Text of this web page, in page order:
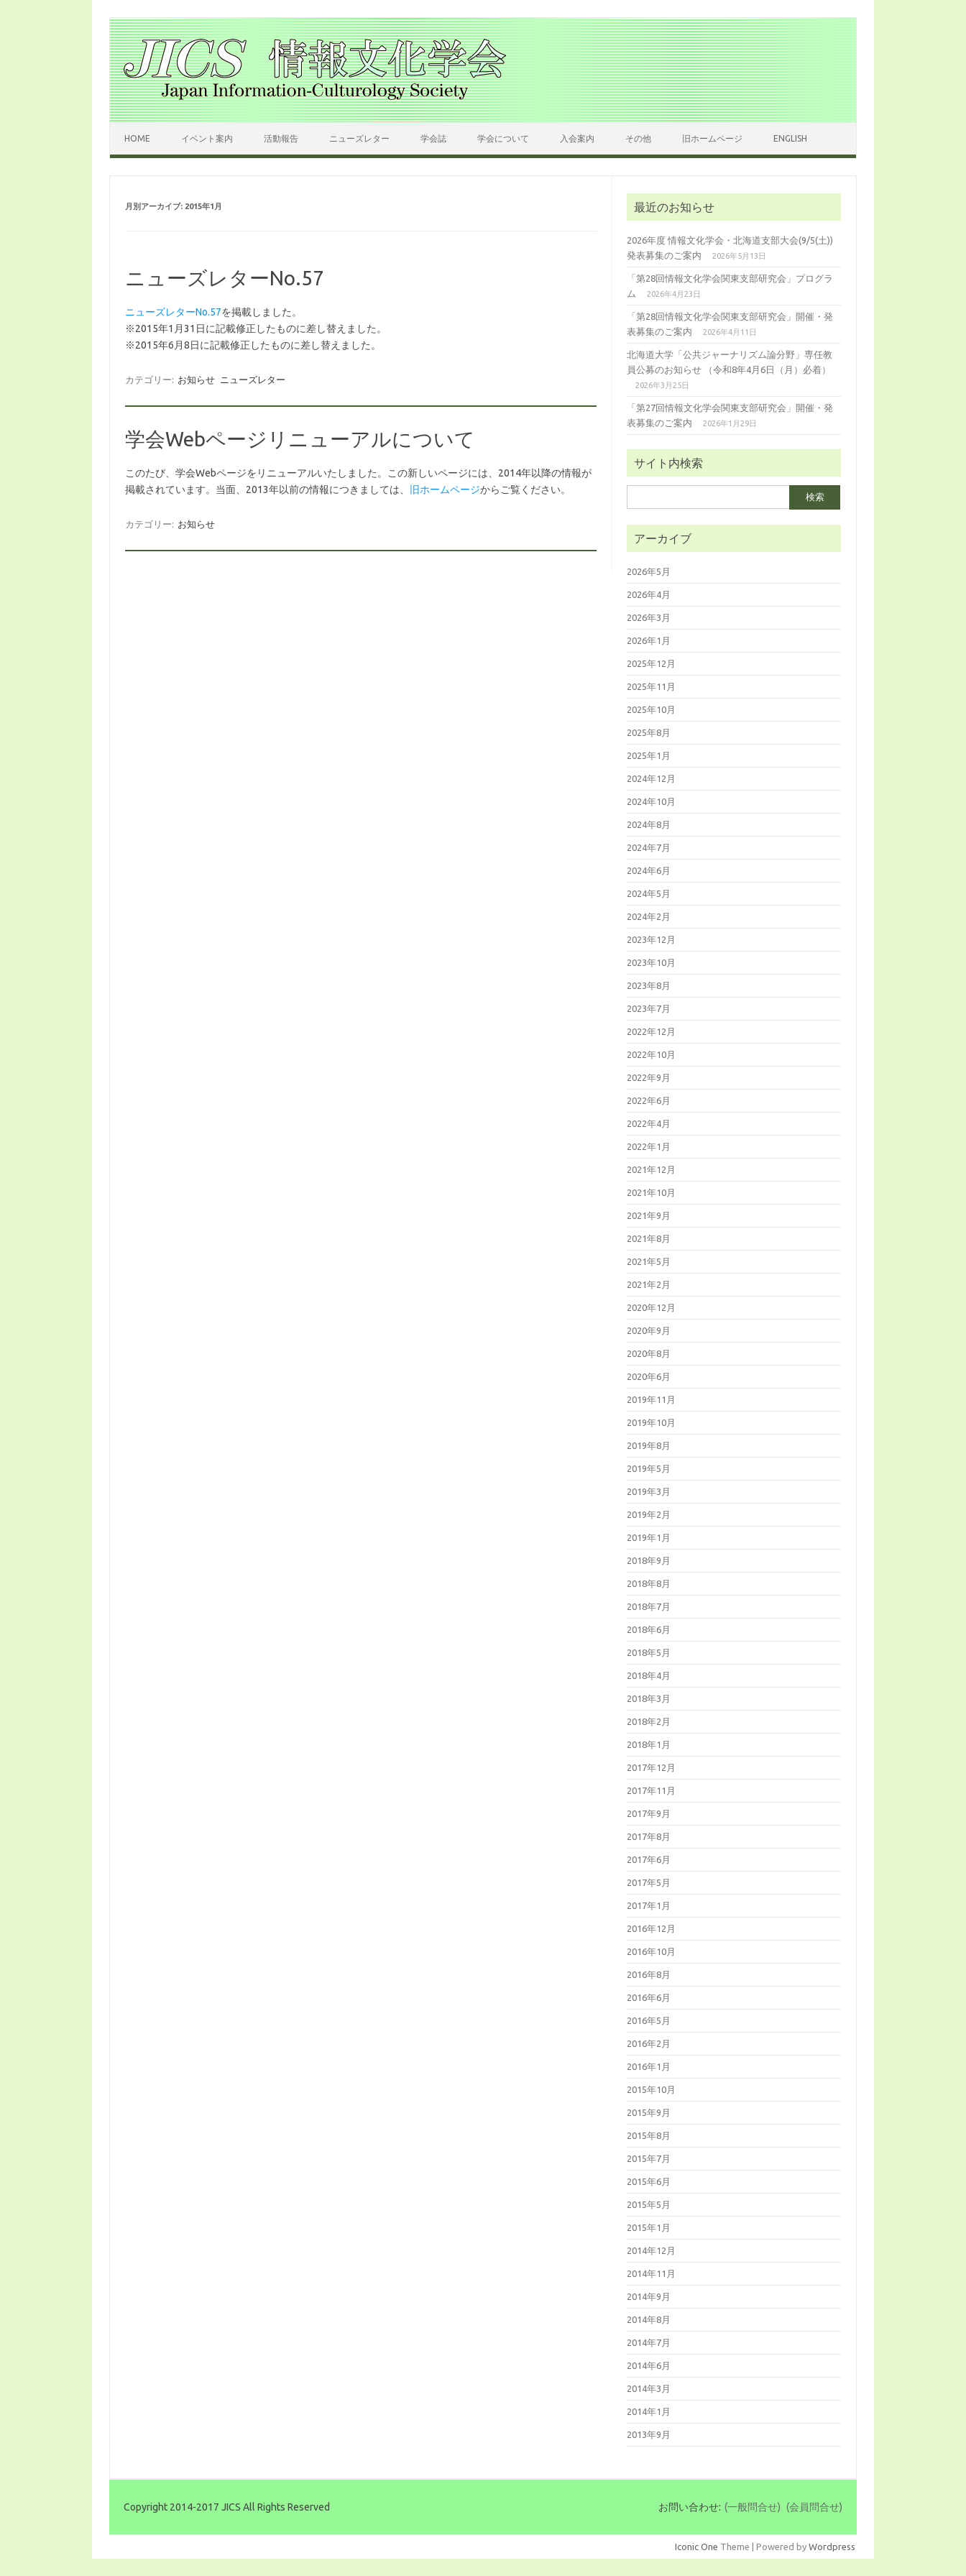
HOME イベント案内 活動報告 ニューズレター 学会誌 学会について 入会案内 その他 旧ホームページ ENGLISH
月別アーカイブ: 2015年1月
ニューズレターNo.57
ニューズレターNo.57を掲載しました。
※2015年1月31日に記載修正したものに差し替えました。
※2015年6月8日に記載修正したものに差し替えました。
カテゴリー: お知らせ ニューズレター
学会Webページリニューアルについて
このたび、学会Webページをリニューアルいたしました。この新しいページには、2014年以降の情報が
掲載されています。当面、2013年以前の情報につきましては、
旧ホームページからご覧ください。
カテゴリー: お知らせ
最近のお知らせ
2026年度 情報文化学会・北海道支部大会(9/5(土))
発表募集のご案内
2026年5月13日
「第28回情報文化学会関東支部研究会」プログラ
ム
2026年4月23日
「第28回情報文化学会関東支部研究会」開催・発
表募集のご案内
2026年4月11日
北海道大学「公共ジャーナリズム論分野」専任教
員公募のお知らせ （令和8年4月6日（月）必着）
2026年3月25日
「第27回情報文化学会関東支部研究会」開催・発
表募集のご案内
2026年1月29日
サイト内検索
索:
アーカイブ
2026年5月
2026年4月
2026年3月
2026年1月
2025年12月
2025年11月
2025年10月
2025年8月
2025年1月
2024年12月
2024年10月
2024年8月
2024年7月
2024年6月
2024年5月
2024年2月
2023年12月
2023年10月
2023年8月
2023年7月
2022年12月
2022年10月
2022年9月
2022年6月
2022年4月
2022年1月
2021年12月
2021年10月
2021年9月
2021年8月
2021年5月
2021年2月
2020年12月
2020年9月
2020年8月
2020年6月
2019年11月
2019年10月
2019年8月
2019年5月
2019年3月
2019年2月
2019年1月
2018年9月
2018年8月
2018年7月
2018年6月
2018年5月
2018年4月
2018年3月
2018年2月
2018年1月
2017年12月
2017年11月
2017年9月
2017年8月
2017年6月
2017年5月
2017年1月
2016年12月
2016年10月
2016年8月
2016年6月
2016年5月
2016年2月
2016年1月
2015年10月
2015年9月
2015年8月
2015年7月
2015年6月
2015年5月
2015年1月
2014年12月
2014年11月
2014年9月
2014年8月
2014年7月
2014年6月
2014年3月
2014年1月
2013年9月
Copyright 2014-2017 JICS All Rights Reserved お問い合わせ: (一般問合せ) (会員問合せ)
Iconic One Theme | Powered by Wordpress